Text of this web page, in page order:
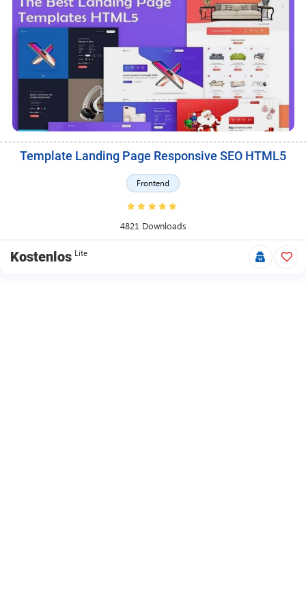
Template Landing Page Responsive SEO HTML5
Frontend
4821 Downloads
Kostenlos Lite